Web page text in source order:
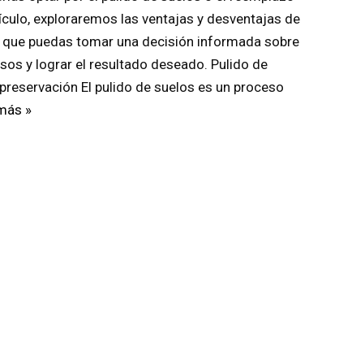
exploraremos las ventajas y desventajas de
puedas tomar una decisión informada sobre
y lograr el resultado deseado. Pulido de
El pulido de suelos es un proceso
»